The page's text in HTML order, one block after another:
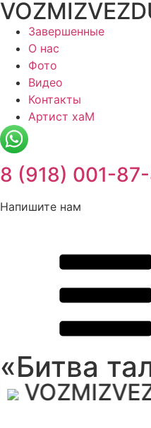
Перейти
содержимому
Завершенные
О нас
Фото
Видео
Контакты
Артист хаМ
8 (918) 001-
Напишите нам
«Битва